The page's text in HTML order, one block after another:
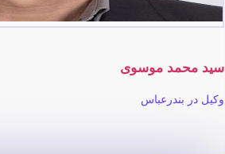
سید محمد موسوی
وکیل در بندرعباس